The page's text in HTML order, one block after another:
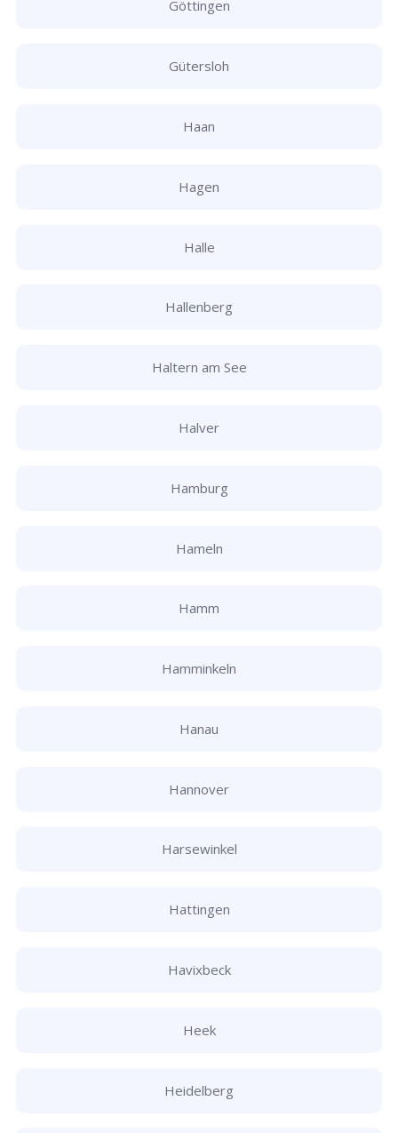
Göttingen
Gütersloh
Haan
Hagen
Halle
Hallenberg
Haltern am See
Halver
Hamburg
Hameln
Hamm
Hamminkeln
Hanau
Hannover
Harsewinkel
Hattingen
Havixbeck
Heek
Heidelberg